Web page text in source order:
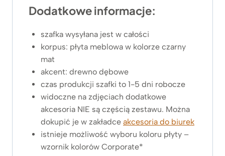
Dodatkowe informacje:
szafka wysyłana jest w całości
korpus: płyta meblowa w kolorze czarny
mat
akcent: drewno dębowe
czas produkcji szafki to 1-5 dni robocze
widoczne na zdjęciach dodatkowe
akcesoria NIE są częścią zestawu. Można
dokupić je w zakładce akcesoria do biurek
istnieje możliwość wyboru koloru płyty –
wzornik kolorów Corporate*